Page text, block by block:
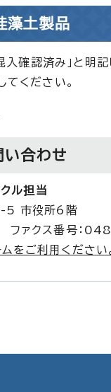
藻土製品
混入確認済み」と
ください。
い合わせ
ル担当
市役所6階
ァクス番号：
をご利用ください